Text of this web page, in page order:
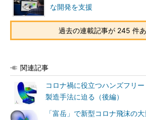
な開発を支援
過去の連載記事が 245 件
関連記事
コロナ禍に役立つハンズフリ
製造手法に迫る（後編）
「富岳」で新型コロナ飛沫の